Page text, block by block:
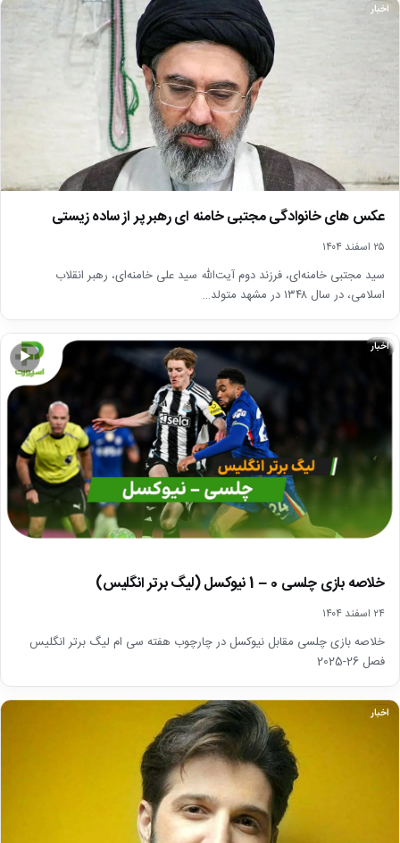
اخبار
عکس های خانوادگی مجتبی خامنه ای رهبر پر از ساده زیستی
۲۵ اسفند ۱۴۰۴
سید مجتبی خامنه‌ای، فرزند دوم آیت‌الله سید علی خامنه‌ای، رهبر انقلاب
اسلامی، در سال ۱۳۴۸ در مشهد متولد…
▶
اخبار
خلاصه بازی چلسی 0 – 1 نیوکسل (لیگ برتر انگلیس)
۲۴ اسفند ۱۴۰۴
خلاصه بازی چلسی مقابل نیوکسل در چارچوب هفته سی ام لیگ برتر انگلیس
فصل 26-2025
اخبار